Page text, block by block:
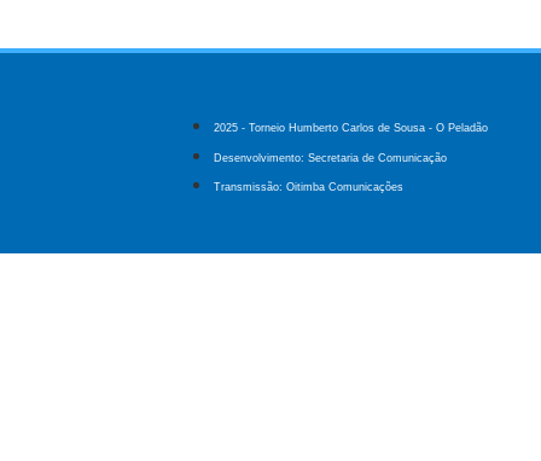
2025 - Torneio Humberto Carlos de Sousa - O Peladão
Desenvolvimento: Secretaria de Comunicação
Transmissão: Oitimba Comunicações